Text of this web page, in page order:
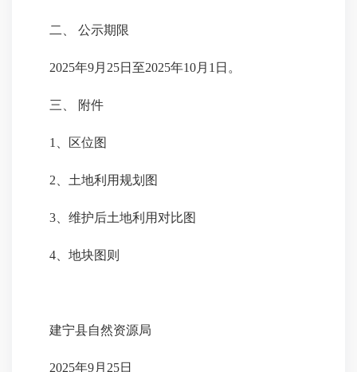
二、 公示期限
2025年9月 25日至2025年10月 1 日。
三、 附件
1、 区位图
2、 土地利用规划图
3、 维护后土地利用对比图
4、 地块图则
建宁县自然资源局
2025年9月25日